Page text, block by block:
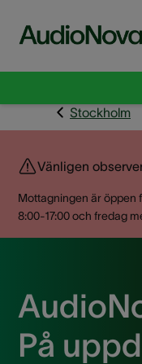
Stockholm
Vänligen
Mottagningen är öppen
8:00-17:00 och fredag
På